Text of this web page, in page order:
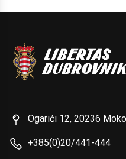
Ogarići 12, 20236
+385(0)20/441-444